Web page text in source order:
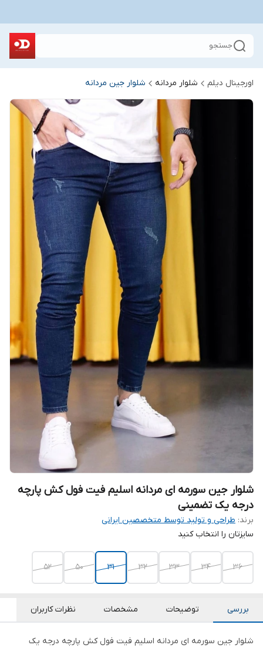
جستجو
اورجینال دیلم شلوار مردانه شلوار جین مردانه
شلوار جین سورمه ای مردانه اسلیم فیت فول کش پارچه
درجه یک تضمینی
برند: طراحی و تولید توسط متخصصین ایرانی
سایزتان را انتخاب کنید
36
34
33
32 ۳۱ 50
52
بررسی توضیحات مشخصات نظرات کاربران
شلوار جین سورمه ای مردانه اسلیم فیت فول کش پارچه درجه یک